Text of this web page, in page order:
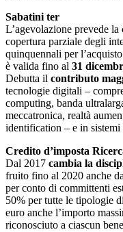
Sabatini ter
L’agevolazione prevede la
copertura parziale degli
quinquennali per
è valida fino al 31
Debutta il contributo
tecnologie digitali –
computing, banda
meccatronica, realtà
identification – e in
Credito d’imposta
Dal 2017 cambia la
fruito fino al 2020 anche
per conto di committenti
50% per tutte le tipologie
euro anche l’importo
riconosciuto a ciascun